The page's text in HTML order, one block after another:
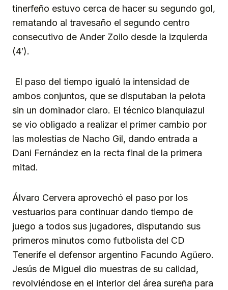
tinerfeño estuvo cerca de hacer su segundo gol,
rematando al travesaño el segundo centro
consecutivo de Ander Zoilo desde la izquierda
(4′).
El paso del tiempo igualó la intensidad de
ambos conjuntos, que se disputaban la pelota
sin un dominador claro. El técnico blanquiazul
se vio obligado a realizar el primer cambio por
las molestias de Nacho Gil, dando entrada a
Dani Fernández en la recta final de la primera
mitad.
Álvaro Cervera aprovechó el paso por los
vestuarios para continuar dando tiempo de
juego a todos sus jugadores, disputando sus
primeros minutos como futbolista del CD
Tenerife el defensor argentino Facundo Agüero.
Jesús de Miguel dio muestras de su calidad,
revolviéndose en el interior del área sureña para